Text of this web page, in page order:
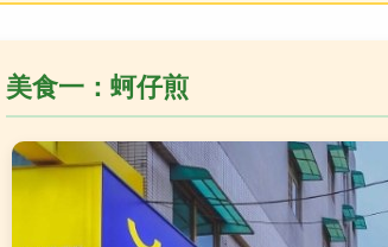
美食一：蚵仔煎